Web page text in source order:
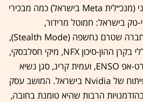
אירחה עדי סופר תאני (מנכ״לית Meta בישראל) כמה מבכירי
טק בישראל: חמוטל מרידור,
מייסדת-שותפה של חברה שטרם נחשפה (Stealth Mode),
גיגי לוי וייס, שותף כללי בקרן ההון-סיכון NFX, מיקי חסלבסקי,
מייסד ומנכ"ל הסטארט-אפ ENSO, ועמית קריג, סגן נשיא
בכיר ומנהל מרכז הפיתוח של Nvidia בישראל. המושב עסק
הרבות שהיא טומנת בחובה,